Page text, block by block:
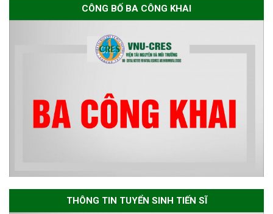
Thông báo chương trình học
bổng Nagao tại Việt Nam năm
ban chuyên môn đánh giá hồ
sơ chuyên môn cho các thí sinh
dự tuyển nghiên cứu sinh đợt 1
Thông báo danh sách thí sinh
đủ điều kiện dự tuyển Chương
trình đào tạo tiến sĩ chuyên
CÔNG BỐ BA CÔNG KHAI
THÔNG TIN TUYỂN SINH TIẾN SĨ